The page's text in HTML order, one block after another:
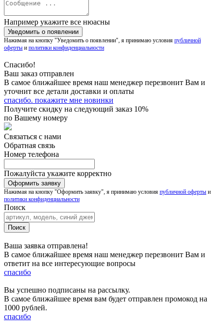
Например укажите все нюасны
Нажимая на кнопку "Уведомить о появлении", я принимаю условия публичной
оферты и политики конфиденциальности
Спасибо!
Ваш заказ отправлен
В самое ближайшее время наш менеджер перезвонит Вам и
уточнит все детали доставки и оплаты
спасибо. покажите мне новинки
Получите скидку на следующий заказ 10%
по Вашему номеру
Связаться с нами
Обратная связь
Номер телефона
Пожалуйста укажите корректно
Нажимая на кнопку "Оформить заявку", я принимаю условия публичной оферты и
политики конфиденциальности
Поиск
Ваша заявка отправлена!
В самое ближайшее время наш менеджер перезвонит Вам и
ответит на все интересующие вопросы
спасибо
Вы успешно подписаны на рассылку.
В самое ближайшее время вам будет отправлен промокод на
1000 рублей.
спасибо